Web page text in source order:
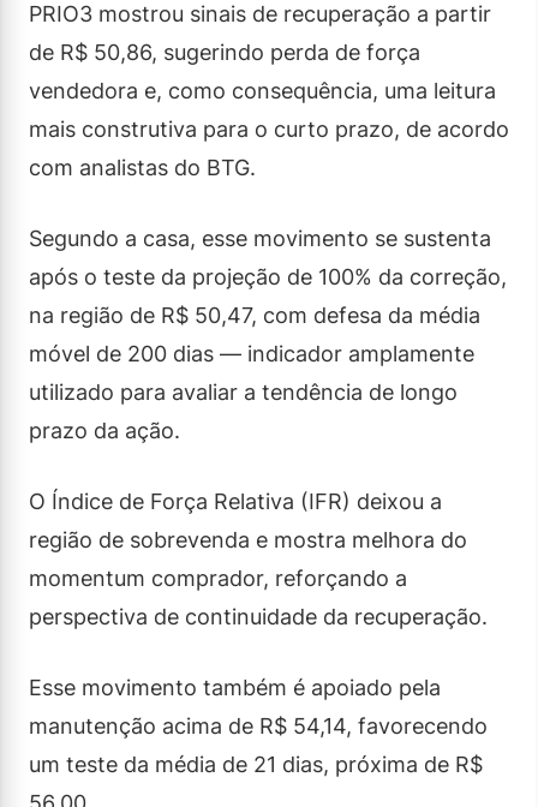
PRIO3 mostrou sinais de recuperação a partir
de R$ 50,86, sugerindo perda de força
vendedora e, como consequência, uma leitura
mais construtiva para o curto prazo, de acordo
com analistas do BTG.
Segundo a casa, esse movimento se sustenta
após o teste da projeção de 100% da correção,
na região de R$ 50,47, com defesa da média
móvel de 200 dias — indicador amplamente
utilizado para avaliar a tendência de longo
prazo da ação.
O Índice de Força Relativa (IFR) deixou a
região de sobrevenda e mostra melhora do
momentum comprador, reforçando a
perspectiva de continuidade da recuperação.
Esse movimento também é apoiado pela
manutenção acima de R$ 54,14, favorecendo
um teste da média de 21 dias, próxima de R$